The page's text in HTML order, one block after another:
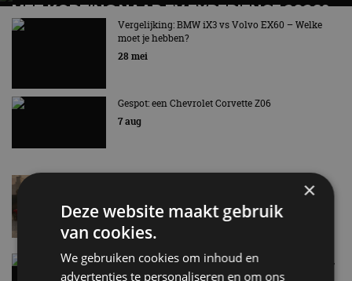
MET KORTING NAAR EV EXPERIENCE 2026?
AUTORAI REGELT HET!
EV Experience 2026 van 24 tot 26 september
Vergelijking: BMW iX3 vs Volvo EX60 – Welke
moet je hebben?
28 mei
Gespot: een Chevrolet Corvette Z06
7 aug
6 aug
Carbon fibre op je laadkabel: nergens voor nodig,
en precies daarom geweldig
×
Deze website maakt gebruik
van cookies.
We gebruiken cookies om inhoud en
advertenties te personaliseren en om ons